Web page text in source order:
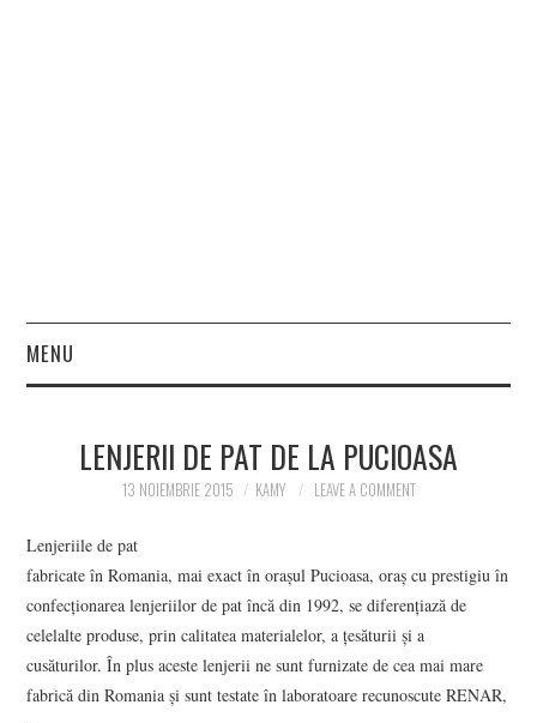
MENU
FASHION
BEAUTY
LIFESTYLE
CONTACT
LENJERII DE PAT DE LA PUCIOASA
13 NOIEMBRIE 2015 KAMY LEAVE A COMMENT
Lenjeriile de pat
fabricate în Romania, mai exact în oraşul Pucioasa, oraş cu prestigiu în
confecţionarea lenjeriilor de pat încă din 1992, se diferenţiază de
celelalte produse, prin calitatea materialelor, a ţesăturii şi a
cusăturilor. În plus aceste lenjerii ne sunt furnizate de cea mai mare
fabrică din Romania şi sunt testate în laboratoare recunoscute RENAR,